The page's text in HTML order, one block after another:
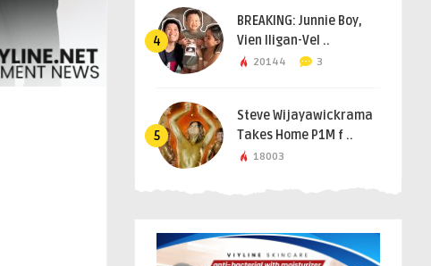
4
BREAKING: Junnie Boy,
Vien Iligan-Vel ..
20144 3
5
Steve Wijayawickrama
Takes Home P1M f ..
18003